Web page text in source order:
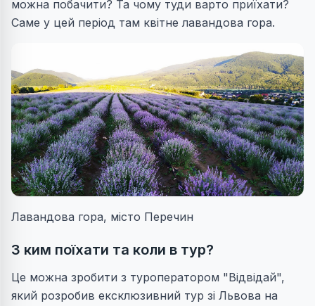
можна побачити? Та чому туди варто приїхати?
Саме у цей період там квітне лавандова гора.
Лавандова гора, місто Перечин
З ким поїхати та коли в тур?
Це можна зробити з туроператором "Відвідай",
який розробив ексклюзивний тур зі Львова на